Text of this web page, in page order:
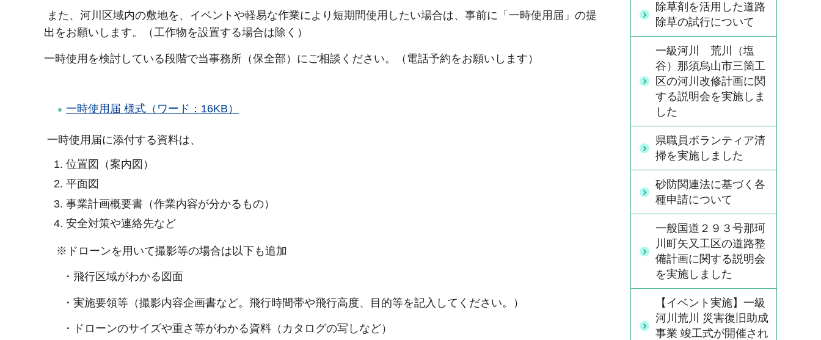
また、河川区域内の敷地を、イベントや軽易な作業により短期間使用したい場合は、事前に「一時使用届」の提
出をお願いします。（工作物を設置する場合は除く）
一時使用を検討している段階で当事務所（保全部）にご相談ください。（電話予約をお願いします）
一時使用届 様式（ワード：16KB）
一時使用届に添付する資料は、
位置図（案内図）
平面図
事業計画概要書（作業内容が分かるもの）
安全対策や連絡先など
※ドローンを用いて撮影等の場合は以下も追加
・飛行区域がわかる図面
・実施要領等（撮影内容企画書など。飛行時間帯や飛行高度、目的等を記入してください。）
・ドローンのサイズや重さ等がわかる資料（カタログの写しなど）
除草剤を活用した道路
除草の試行について
一級河川 荒川（塩
谷）那須烏山市三箇工
区の河川改修計画に関
する説明会を実施しま
した
県職員ボランティア清
掃を実施しました
砂防関連法に基づく各
種申請について
一般国道２９３号那珂
川町矢又工区の道路整
備計画に関する説明会
を実施しました
【イベント実施】一級
河川荒川 災害復旧助成
事業 竣工式が開催され